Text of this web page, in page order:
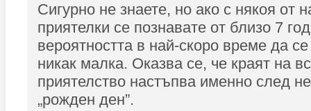
Сигурно не знаете, но ако с някоя от
приятелки се познавате от близо 7
вероятността в най-скоро време да
никак малка. Оказва се, че краят на
приятелство настъпва именно след
„рожден ден”.